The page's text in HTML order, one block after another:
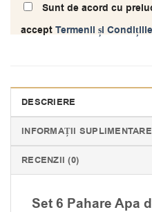
Sunt de acord cu
acceptTermenii și
DESCRIERE
INFORMAȚII SUPLIMENTARE
RECENZII (0)
Set 6 Pahare Apa